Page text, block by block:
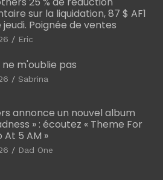
sur la liquidation, 87 $ AF1
Poignée de ventes
Eric
m'oublie pas
Sabrina
annonce un nouvel album
» : écoutez « Theme For
At 5 AM »
Dad One